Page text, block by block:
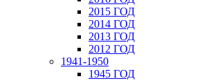
2015 ГОД
2014 ГОД
2013 ГОД
2012 ГОД
1941-1950
1945 ГОД